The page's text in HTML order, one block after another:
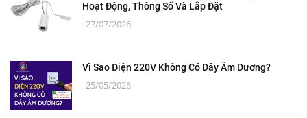
Hoạt Động, Thông Số Và Lắp Đặt
27/07/2026
Vì Sao Điện 220V Không Có Dây Âm Dương?
25/05/2026